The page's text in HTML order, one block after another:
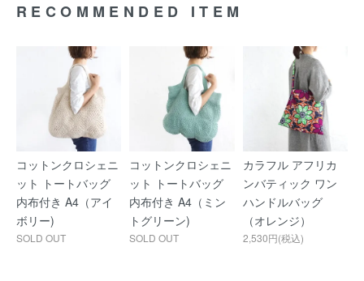
RECOMMENDED ITEM
コットンクロシェニ
ット トートバッグ
内布付き A4（アイ
ボリー)
SOLD OUT
コットンクロシェニ
ット トートバッグ
内布付き A4（ミン
トグリーン)
SOLD OUT
カラフル アフリカ
ンバティック ワン
ハンドルバッグ
（オレンジ）
2,530円(税込)